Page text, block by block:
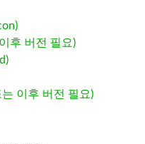
후 버전 필요)
이후 버전 필요)